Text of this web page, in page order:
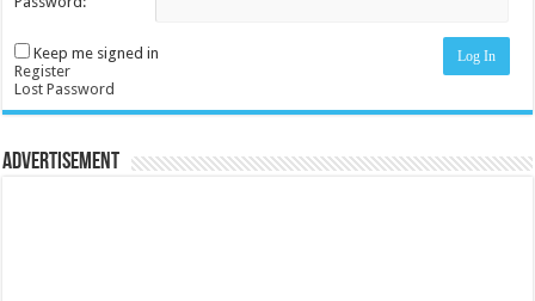
Keep me signed in Log In
Register
Lost Password
Advertisement